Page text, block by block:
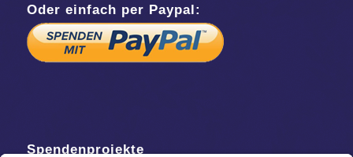
Oder einfach per Paypal:
Spendenprojekte